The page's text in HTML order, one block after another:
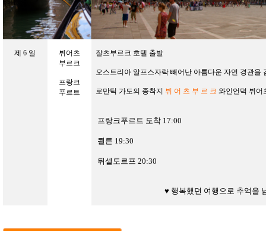
제 6 일
뷔어츠
부르크
프랑크
푸르트
잘츠부르크 호텔 출발
오스트리아 알프스자락 빼어난 아름다운 자연 경관을
로만틱 가도의 종착지 뷔 어 츠 부 르 크 와인언덕 뷔어
프랑크푸르트 도착 17:00
쾰른 19:30
뒤셀도르프 20:30
♥행복했던 여행으로 추억을